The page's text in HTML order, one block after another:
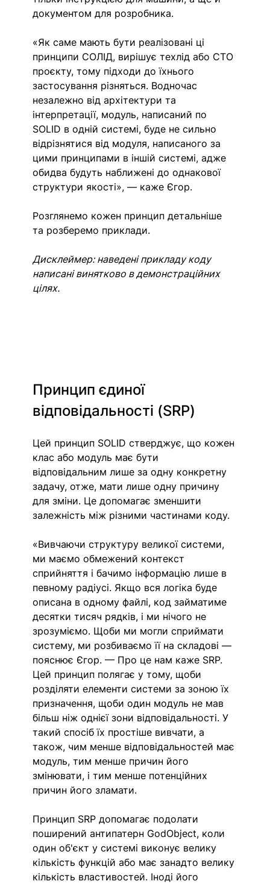
документом для розробника.
«Як саме мають бути реалізовані ці
принципи СОЛІД, вирішує техлід або СТО
проєкту, тому підходи до їхнього
застосування різняться. Водночас
незалежно від архітектури та
інтерпретації, модуль, написаний по
SOLID в одній системі, буде не сильно
відрізнятися від модуля, написаного за
цими принципами в іншій системі, адже
обидва будуть наближені до однакової
структури якості», — каже Єгор.
Розглянемо кожен принцип детальніше
та розберемо приклади.
Дисклеймер: наведені прикладу коду
написані винятково в демонстраційних
цілях.
Принцип єдиної
відповідальності (SRP)
Цей принцип SOLID стверджує, що кожен
клас або модуль має бути
відповідальним лише за одну конкретну
задачу, отже, мати лише одну причину
для зміни. Це допомагає зменшити
залежність між різними частинами коду.
«Вивчаючи структуру великої системи,
ми маємо обмежений контекст
сприйняття і бачимо інформацію лише в
певному радіусі. Якщо вся логіка буде
описана в одному файлі, код займатиме
десятки тисяч рядків, і ми нічого не
зрозуміємо. Щоби ми могли сприймати
систему, ми розбиваємо її на складові —
пояснює Єгор. — Про це нам каже SRP.
Цей принцип полягає у тому, щоби
розділяти елементи системи за зоною їх
призначення, щоби один модуль не мав
більш ніж однієї зони відповідальності. У
такий спосіб їх простіше вивчати, а
також, чим менше відповідальностей має
модуль, тим менше причин його
змінювати, і тим менше потенційних
причин його зламати.
Принцип SRP допомагає подолати
поширений антипатерн GodObject, коли
один об'єкт у системі виконує велику
кількість функцій або має занадто велику
кількість властивостей. Іноді його